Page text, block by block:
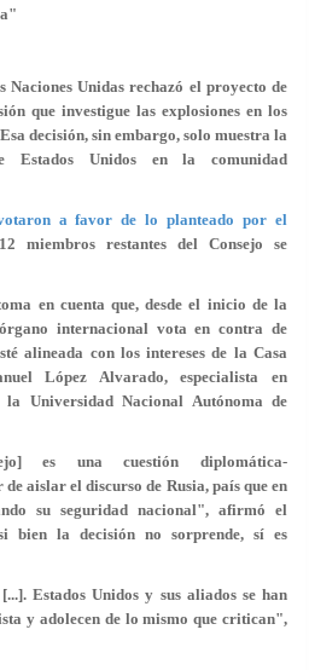
Naciones Unidas rechazó el proyecto de
que investigue las explosiones en los
decisión, sin embargo, solo muestra la
Estados Unidos en la comunidad
a favor de lo planteado por el
miembros restantes del Consejo se
en cuenta que, desde el inicio de la
internacional vota en contra de
alineada con los intereses de la Casa
López Alvarado, especialista en
la Universidad Nacional Autónoma de
es una cuestión diplomática-
aislar el discurso de Rusia, país que en
su seguridad nacional", afirmó el
bien la decisión no sorprende, sí es
Estados Unidos y sus aliados se han
y adolecen de lo mismo que critican",